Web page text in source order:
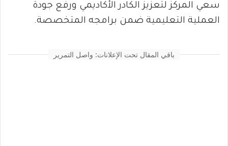
سعي المركز لتعزيز الكادر الأكاديمي ورفع جودة
العملية التعليمية ضمن برامجه المتخصصة.
باقي المقال تحت الإعلانات: واصل التمرير